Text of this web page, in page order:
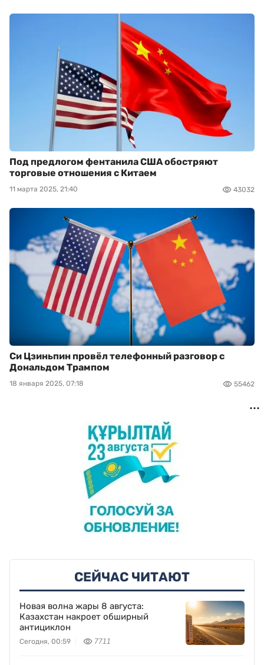
Под предлогом фентанила США обостряют
торговые отношения с Китаем
11 марта 2025, 21:40 43032
Си Цзиньпин провёл телефонный разговор с
Дональдом Трампом
18 января 2025, 07:18 55462
СЕЙЧАС ЧИТАЮТ
Новая волна жары 8 августа:
Казахстан накроет обширный
антициклон
Сегодня, 00:59 7711